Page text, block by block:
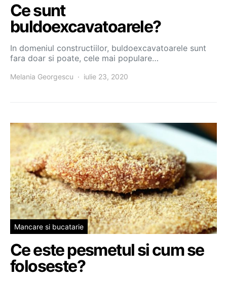
Ce sunt
buldoexcavatoarele?
In domeniul constructiilor, buldoexcavatoarele sunt
fara doar si poate, cele mai populare…
Melania Georgescu iulie 23, 2020
Mancare si bucatarie
Ce este pesmetul si cum se
foloseste?